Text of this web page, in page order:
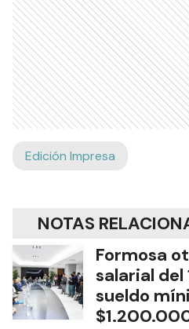
Edición Impresa
NOTAS
Formosa
salarial del
sueldo